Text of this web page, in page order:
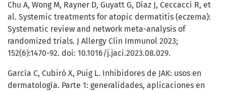
Chu A, Wong M, Rayner D, Guyatt G, Díaz J, Ceccacci R, et
al. Systemic treatments for atopic dermatitis (eczema):
Systematic review and network meta-analysis of
randomized trials. J Allergy Clin Immunol 2023;
152(6):1470-92. doi: 10.1016/j.jaci.2023.08.029.
García C, Cubiró X, Puig L. Inhibidores de JAK: usos en
dermatología. Parte 1: generalidades, aplicaciones en